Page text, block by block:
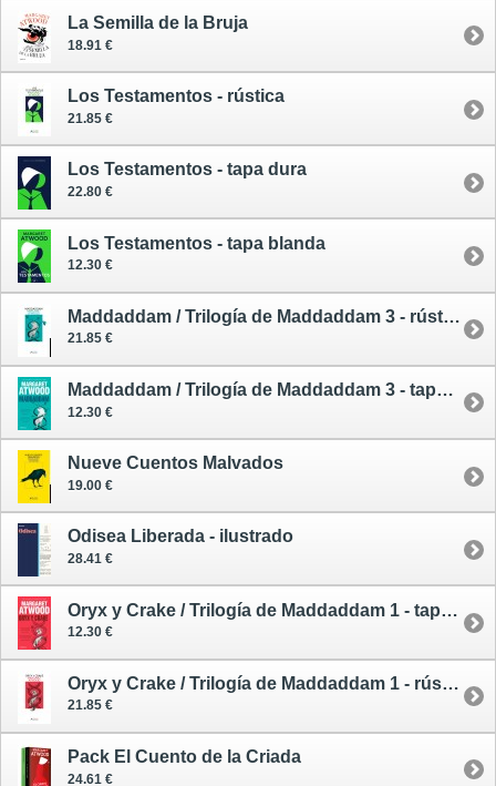
La Semilla de la Bruja
18.91 €
Los Testamentos - rústica
21.85 €
Los Testamentos - tapa dura
22.80 €
Los Testamentos - tapa blanda
12.30 €
Maddaddam / Trilogía de Maddaddam 3 - rústica
21.85 €
Maddaddam / Trilogía de Maddaddam 3 - tapa blanda
12.30 €
Nueve Cuentos Malvados
19.00 €
Odisea Liberada - ilustrado
28.41 €
Oryx y Crake / Trilogía de Maddaddam 1 - tapa blanda
12.30 €
Oryx y Crake / Trilogía de Maddaddam 1 - rústica
21.85 €
Pack El Cuento de la Criada
24.61 €